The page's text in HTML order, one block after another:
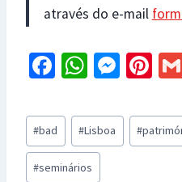
através do e-mail
Fa
b
o
o
W
at
sA
p
M
se
n
Pi
er
es
Post
Tags:
#bad #Lisboa #
#seminários